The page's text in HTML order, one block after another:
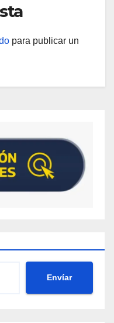
para publicar un
Envíar